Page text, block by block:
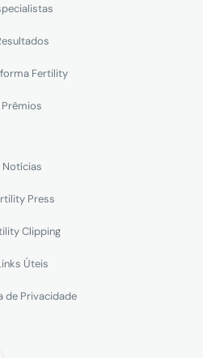
Fertility
Prêmios
Notícias
Press
Clipping
Úteis
de Privacidade